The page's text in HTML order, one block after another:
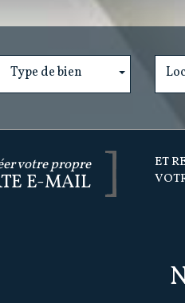
Type de bien
votre propre
E-MAIL
ET